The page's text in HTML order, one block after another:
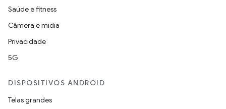
Saúde e fitness
Câmera e mídia
Privacidade
5G
DISPOSITIVOS ANDROID
Telas grandes